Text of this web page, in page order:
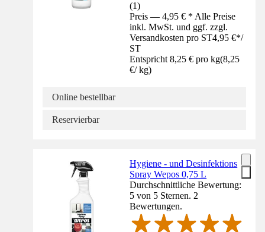
(1)
Preis — 4,95 € * Alle Preise
inkl. MwSt. und ggf. zzgl.
Versandkosten pro ST4,95 €*/
ST
Entspricht 8,25 € pro kg(8,25
€/ kg)
Online bestellbar
Reservierbar
Hygiene - und Desinfektions
Spray Wepos 0,75 L
Durchschnittliche Bewertung:
5 von 5 Sternen. 2
Bewertungen.